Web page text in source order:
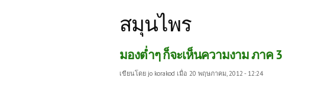
สมุนไพร
มองต่ำๆ ก็จะเห็นความงาม ภาค 3
เขียนโดย jo korakod เมื่อ 20 พฤษภาคม, 2012 - 12:24